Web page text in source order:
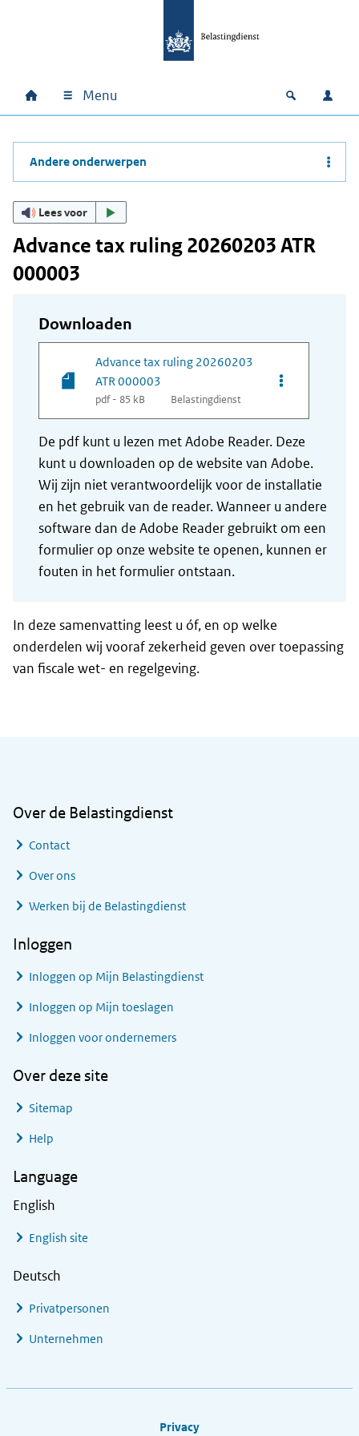
Hoofdnavigatie
Home Menu Open
Andere onderwerpen
Lees voor
Advance tax ruling 20260203 ATR
000003
Downloaden
Advance tax ruling 20260203
ATR 000003
pdf - 85 kB Belastingdienst
Opties van
De pdf kunt u lezen met Adobe Reader. Deze
kunt u downloaden op de website van Adobe.
Wij zijn niet verantwoordelijk voor de installatie
en het gebruik van de reader. Wanneer u andere
software dan de Adobe Reader gebruikt om een
formulier op onze website te openen, kunnen er
fouten in het formulier ontstaan.
In deze samenvatting leest u óf, en op welke
onderdelen wij vooraf zekerheid geven over toepassing
van fiscale wet- en regelgeving.
Over de Belastingdienst
Contact
Over ons
Werken bij de Belastingdienst
Inloggen
Inloggen op Mijn Belastingdienst
Inloggen op Mijn toeslagen
Inloggen voor ondernemers
Over deze site
Sitemap
Help
Language
English
English site
Deutsch
Privatpersonen
Unternehmen
Privacy